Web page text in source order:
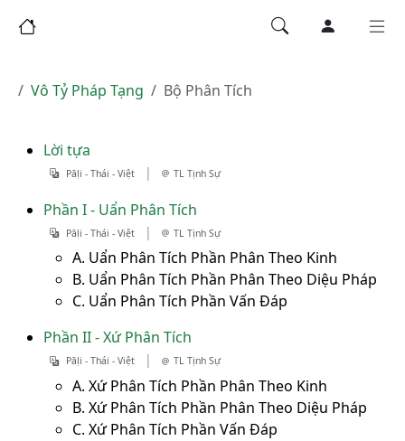
Vô Tỷ Pháp Tạng Bộ Phân Tích
Lời tựa
Pāḷi - Thái - Việt | TL Tịnh Sự
Phần I - Uẩn Phân Tích
Pāḷi - Thái - Việt | TL Tịnh Sự
A. Uẩn Phân Tích Phần Phân Theo Kinh
B. Uẩn Phân Tích Phần Phân Theo Diệu Pháp
C. Uẩn Phân Tích Phần Vấn Đáp
Phần II - Xứ Phân Tích
Pāḷi - Thái - Việt | TL Tịnh Sự
A. Xứ Phân Tích Phần Phân Theo Kinh
B. Xứ Phân Tích Phần Phân Theo Diệu Pháp
C. Xứ Phân Tích Phần Vấn Đáp